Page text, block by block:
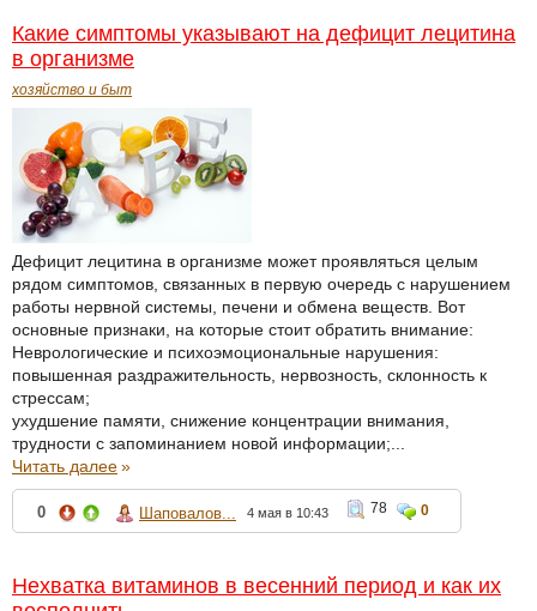
Какие симптомы указывают на дефицит лецитина
в организме
хозяйство и быт
Дефицит лецитина в организме может проявляться целым
рядом симптомов, связанных в первую очередь с нарушением
работы нервной системы, печени и обмена веществ. Вот
основные признаки, на которые стоит обратить внимание:
Неврологические и психоэмоциональные нарушения:
повышенная раздражительность, нервозность, склонность к
стрессам;
ухудшение памяти, снижение концентрации внимания,
трудности с запоминанием новой информации;...
Читать далее»
0 Шаповалов... 4 мая в 10:43 78 0
Нехватка витаминов в весенний период и как их